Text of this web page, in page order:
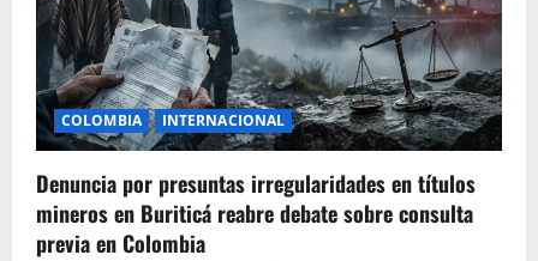
t
i
o
n
COLOMBIA INTERNACIONAL
Denuncia por presuntas irregularidades en títulos
mineros en Buriticá reabre debate sobre consulta
previa en Colombia